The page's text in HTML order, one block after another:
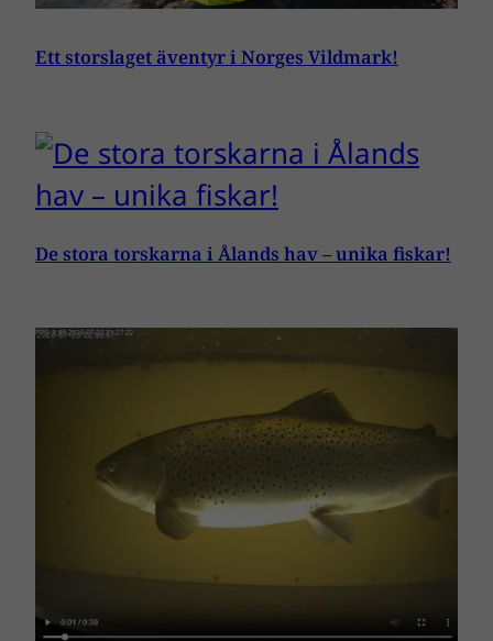
Ett storslaget äventyr i Norges Vildmark!
De stora torskarna i Ålands hav – unika fiskar!